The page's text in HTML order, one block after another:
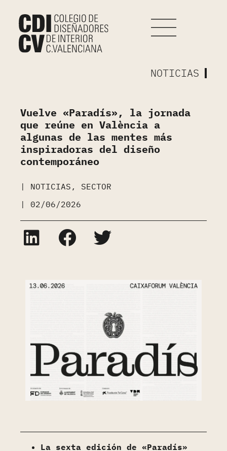
NOTICIAS
Vuelve «Paradís», la jornada
que reúne en València a
algunas de las mentes más
inspiradoras del diseño
contemporáneo
| NOTICIAS , SECTOR
|
02/06/2026
La sexta edición de «Paradís»